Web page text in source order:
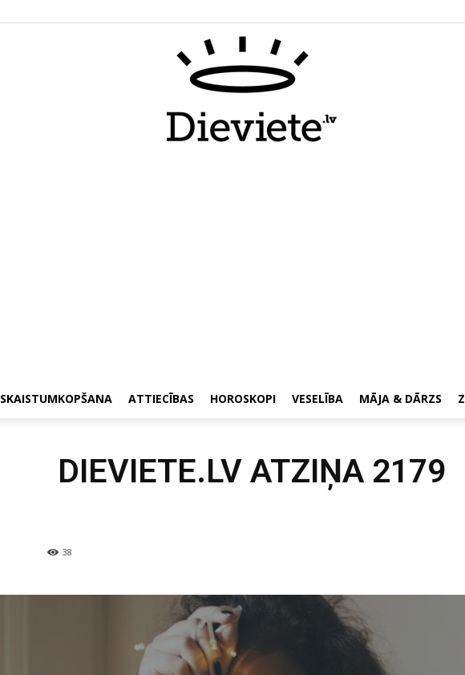
SKAISTUMKOPŠANA ATTIECĪBAS HOROSKOPI VESELĪBA MĀJA & DĀRZS
DIEVIETE.LV ATZIŅA 2179
38